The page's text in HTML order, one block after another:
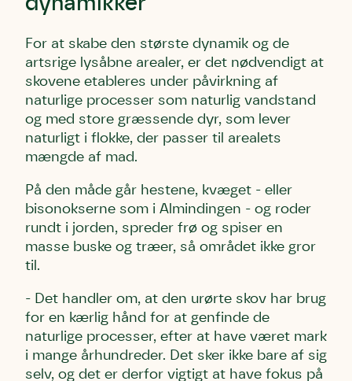
For at skabe den største dynamik og de
artsrige lysåbne arealer, er det nødvendigt at
skovene etableres under påvirkning af
naturlige processer som naturlig vandstand
og med store græssende dyr, som lever
naturligt i flokke, der passer til arealets
mængde af mad.
På den måde går hestene, kvæget - eller
bisonokserne som i Almindingen - og roder
rundt i jorden, spreder frø og spiser en
masse buske og træer, så området ikke gror
til.
- Det handler om, at den urørte skov har brug
for en kærlig hånd for at genfinde de
naturlige processer, efter at have været mark
i mange århundreder. Det sker ikke bare af sig
selv, og det er derfor vigtigt at have fokus på